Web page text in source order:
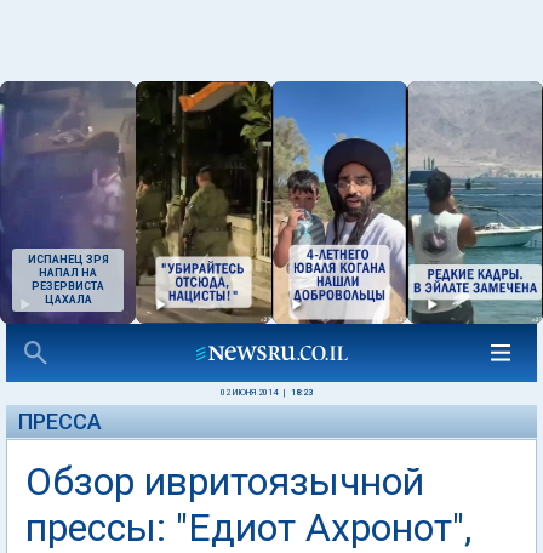
ИСПАНЕЦ ЗРЯ
НАПАЛ НА
РЕЗЕРВИСТА
ЦАХАЛА
02 ИЮНЯ 2014 18:23
ПРЕССА
Обзор ивритоязычной
прессы: "Едиот Ахронот",